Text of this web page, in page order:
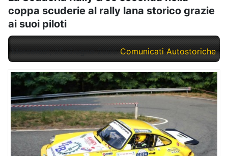
coppa scuderie al rally lana storico grazie
ai suoi piloti
Mercoledì, 25 Giugno 2025 Comunicati Autostoriche